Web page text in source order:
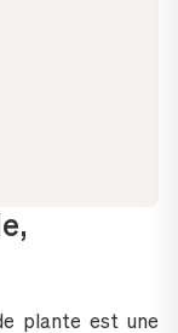
plante est une